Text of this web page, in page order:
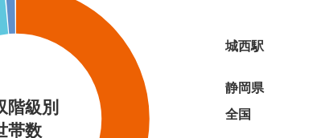
階級別
帯数
城西駅
静岡県
全国